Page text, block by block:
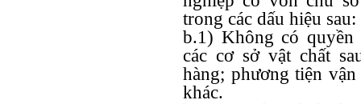
trong các dấu hiệu sau:
b.1) Không có quyền
các cơ sở vật chất
hàng; phương tiện
khác.